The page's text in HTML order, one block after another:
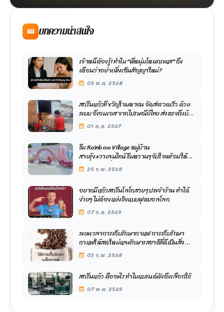
บทความน่าสนใจ
เจ้าหนี้ต้องรู้! ทำไม "พี่หนุ่มโหนกระแส" ถึง
เตือนว่าอย่าเพิ่งเซ็นสัญญาใหม่?
03 พ.ค. 2568
สกรีนแก้วที่ ขวัญใจมหาชน จัดส่งรวดเร็ว ด้วย
ระบบ อีเอมเอส จากไปรษณีย์ไทย ส่งตรงถึงบ้าน
ฟรี ไม่มีค่าใช้จ่าย
01 ต.ค. 2567
ธีม Rainbow Village หมู่บ้าน
สายรุ้ง+วาเลนไทน์ ธีมหวานๆจับใจพร้อมให้
ถ่ายรูปเเล้วที่ Boat cafe Ayutthaya
25 ก.พ. 2568
อยากมีแก้วสกรีนโลโกสวยๆ ประจำร้าน ทำได้
ง่ายๆ ไม่ต้องแย่งชิงแบบฟุตบอลโลก
07 ก.ค. 2569
ระยะเวลาการเก็บรักษากาแฟ การเก็บรักษา
กาแฟให้สดใหม่และรักษารสชาติที่ดีเป็นสิ่ง
สำคัญ03 ก.พ. 2568
สกรีนแก้ว คืออะไร ทำไมแบรนด์ดังถึงเลือกใช้
07 พ.ค. 2569